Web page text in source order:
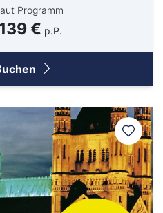
Programm
139 € p.P.